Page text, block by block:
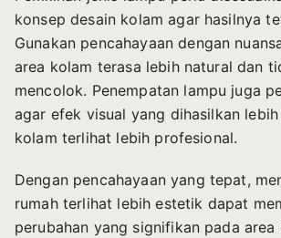
konsep desain kolam agar hasilnya
Gunakan pencahayaan dengan
area kolam terasa lebih natural dan
mencolok. Penempatan lampu juga
agar efek visual yang dihasilkan
kolam terlihat lebih profesional.
Dengan pencahayaan yang tepat,
rumah terlihat lebih estetik dapat
perubahan yang signifikan pada